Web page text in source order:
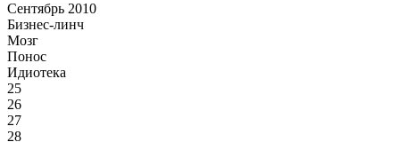
Сентябрь 2010
Бизнес-линч
Мозг
Понос
Идиотека
25
26
27
28